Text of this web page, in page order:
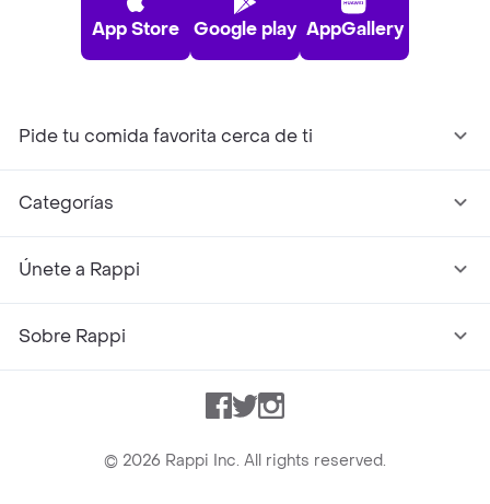
App Store Google play AppGallery
Pide tu comida favorita cerca de ti
Categorías
Únete a Rappi
Sobre Rappi
Facebook
TwitterInstagram
© 2026 Rappi Inc. All rights reserved.